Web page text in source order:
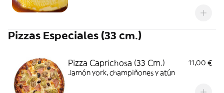
Pizzas Especiales (33 cm.)
Pizza Caprichosa (33 Cm.)
11,00 €
Jamón york, champiñones y atún